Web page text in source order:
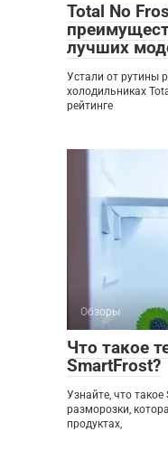
Total No
лучших
Устали от рутины
холодильниках
рейтинге
Обзоры
Что такое
SmartFrost?
Узнайте, что
разморозки,
продуктах,